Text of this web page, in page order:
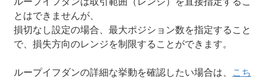
とはできませんが、
損切なし設定の場合、最大ポジション数を指定すること
で、損失方向のレンジを制限することができます。
ループイフダンの詳細な挙動を確認したい場合は、
こち